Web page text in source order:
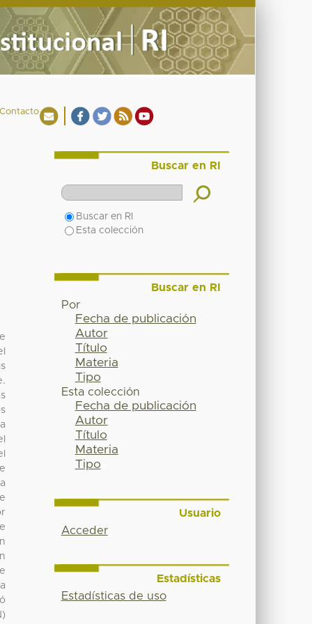
Contacto
Buscar en RI
Buscar en RI
Esta colección
Buscar en RI
Por
Fecha de publicación
Autor
Título
Materia
Tipo
Esta colección
Fecha de publicación
Autor
Título
Materia
Tipo
Usuario
Acceder
Estadísticas
Estadísticas de uso